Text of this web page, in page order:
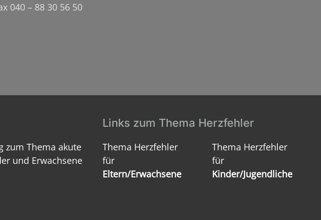
040 – 88 30 56 50
zum Thema akute
und Erwachsene
Links zum Thema Herzfehler
Thema Herzfehler
für
Eltern/Erwachsene
Thema Herzfehler
für
Kinder/Jugendliche